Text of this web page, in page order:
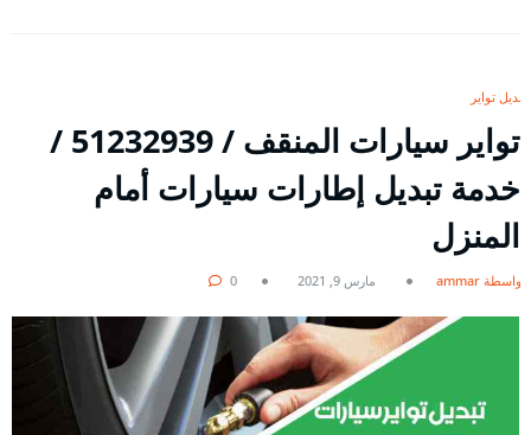
تبديل تواير
تواير سيارات المنقف / 51232939‬ /
خدمة تبديل إطارات سيارات أمام
المنزل
بواسطة ammar مارس 9, 2021 0